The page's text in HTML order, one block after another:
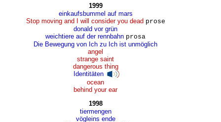
1999
einkaufsbummel auf mars
Stop moving and I will consider you dead prose
donald vor grün
weichtiere auf der rennbahn prosa
Die Bewegung von Ich zu Ich ist unmöglich
angel
strange saint
dangerous thing
Identitäten
ocean
behind your ear
1998
tiermengen
vögleins ende